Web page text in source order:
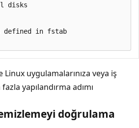
disks
defined in fstab
uygulamalarınıza veya iş
yapılandırma adımı
doğrulama